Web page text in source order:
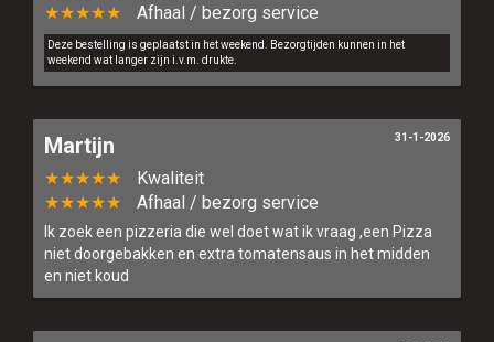
★★★★★
Afhaal / bezorg service
Deze bestelling is geplaatst in het weekend. Bezorgtijden kunnen in het
weekend wat langer zijn i.v.m. drukte.
Martijn
★★★★★
Kwaliteit
★★★★★
Afhaal / bezorg service
Ik zoek een pizzeria die wel doet wat ik vraag ,een Pizza
niet doorgebakken en extra tomatensaus in het midden
en niet koud
31-1-2026